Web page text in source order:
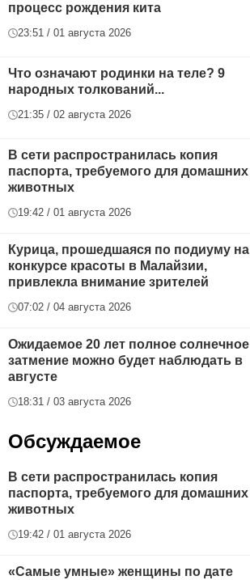
процесс рождения кита
23:51 / 01 августа 2026
Что означают родинки на теле? 9
народных толкований...
21:35 / 02 августа 2026
В сети распространилась копия
паспорта, требуемого для домашних
животных
19:42 / 01 августа 2026
Курица, прошедшаяся по подиуму на
конкурсе красоты в Малайзии,
привлекла внимание зрителей
07:02 / 04 августа 2026
Ожидаемое 20 лет полное солнечное
затмение можно будет наблюдать в
августе
18:31 / 03 августа 2026
Обсуждаемое
В сети распространилась копия
паспорта, требуемого для домашних
животных
19:42 / 01 августа 2026
«Самые умные» женщины по дате